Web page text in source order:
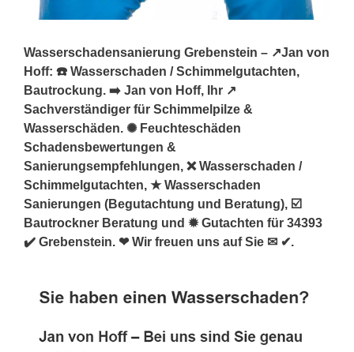
Wasserschadensanierung Grebenstein – ↗️Jan von
Hoff: ☎️ Wasserschaden / Schimmelgutachten,
Bautrockung. ➡️ Jan von Hoff, Ihr ↗️
Sachverständiger für Schimmelpilze &
Wasserschäden. ✺ Feuchteschäden
Schadensbewertungen &
Sanierungsempfehlungen, ❌ Wasserschaden /
Schimmelgutachten, ★ Wasserschaden
Sanierungen (Begutachtung und Beratung), ☑️
Bautrockner Beratung und ✹ Gutachten für 34393
✔️ Grebenstein. ❤ Wir freuen uns auf Sie ✉ ✔.